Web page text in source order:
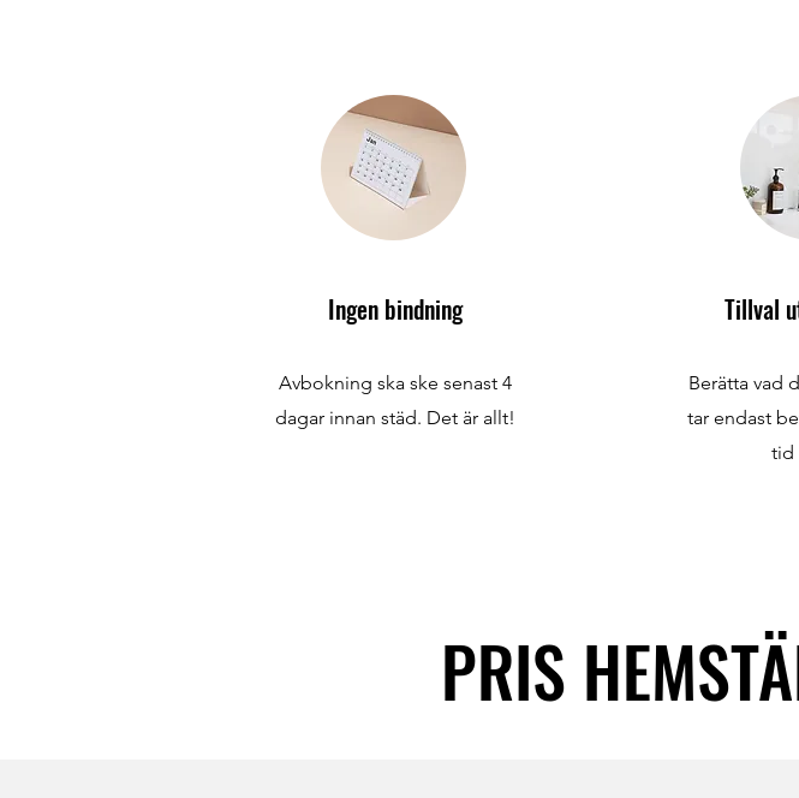
Ingen bindning
Avbokning ska ske senast 4
dagar innan städ. Det är allt!
Tillval
Berätta vad
tar endast
tid
PRIS